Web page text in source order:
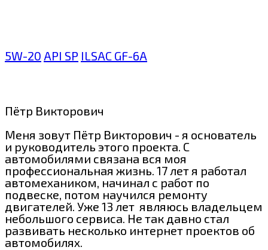
5W-20 API SP ILSAC GF-6A
Пётр Викторович
Меня зовут Пётр Викторович - я основатель
и руководитель этого проекта. С
автомобилями связана вся моя
профессиональная жизнь. 17 лет я работал
автомехаником, начинал с работ по
подвеске, потом научился ремонту
двигателей. Уже 13 лет являюсь владельцем
небольшого сервиса. Не так давно стал
развивать несколько интернет проектов об
автомобилях.